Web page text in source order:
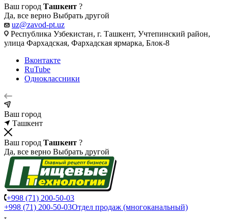
Ваш город Ташкент ?
Да, все верно Выбрать другой
uz@zavod-pt.uz
Республика Узбекистан, г. Ташкент, Учтепинский район,
улица Фархадская, Фархадская ярмарка, Блок-8
Вконтакте
RuTube
Одноклассники
Ваш город
Ташкент
Ваш город Ташкент ?
Да, все верно Выбрать другой
+998 (71) 200-50-03
+998 (71) 200-50-03Отдел продаж (многоканальный)